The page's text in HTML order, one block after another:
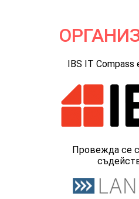
IBS IT Compass
Провежда се